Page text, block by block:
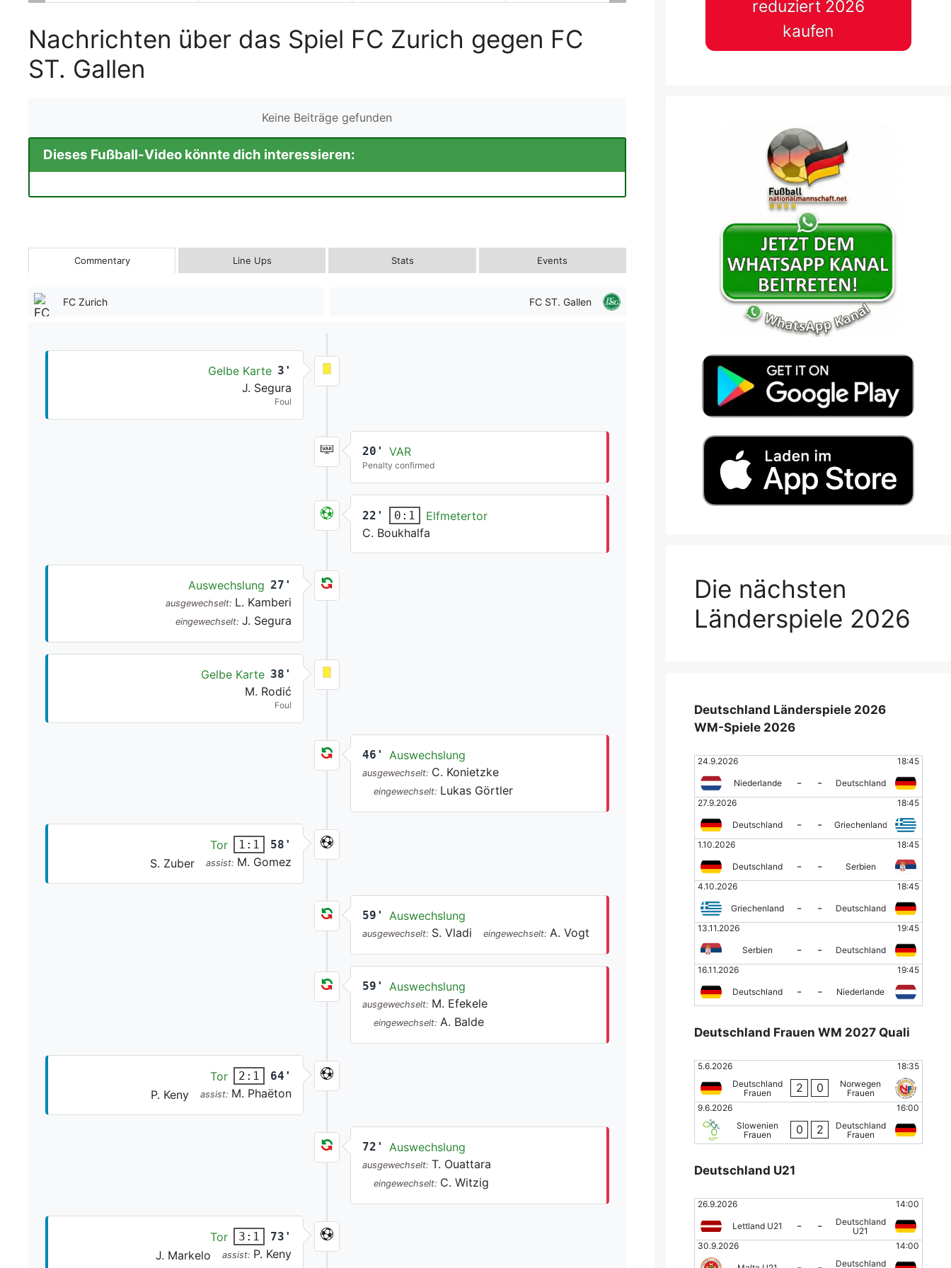
Nachrichten über das Spiel FC Zurich gegen FC
ST. Gallen
Keine Beiträge gefunden
Dieses Fußball-Video könnte dich interessieren:
Commentary Line Ups Stats Events
FC Zurich FC ST. Gallen
Gelbe Karte 3'
J. Segura
Foul
20' VAR
Penalty confirmed
22' 0:1
Elfmetertor
C. Boukhalfa
Auswechslung 27'
ausgewechselt: L. Kamberi
eingewechselt: J. Segura
Gelbe Karte 38'
M. Rodić
Foul
46' Auswechslung
ausgewechselt: C. Konietzke
eingewechselt: Lukas Görtler
Tor 1:1 58'
S. Zuber assist: M. Gomez
59' Auswechslung
ausgewechselt: S. Vladi eingewechselt: A. Vogt
59' Auswechslung
ausgewechselt: M. Efekele
eingewechselt: A. Balde
Tor 2:1 64'
P. Keny assist: M. Phaëton
72' Auswechslung
ausgewechselt: T. Ouattara
eingewechselt: C. Witzig
Tor 3:1 73'
J. Markelo assist: P. Keny
reduziert 2026
kaufen
Die nächsten
Länderspiele 2026
Deutschland Länderspiele 2026
WM-Spiele 2026
24.9.2026 18:45
Niederlande - -
Deutschland
27.9.2026
18:45
Deutschland - -
Griechenland
1.10.2026
18:45
Deutschland - -
Serbien
4.10.2026
18:45
Griechenland - -
Deutschland
13.11.2026
19:45
Serbien - -
Deutschland
16.11.2026
19:45
Deutschland - - Niederlande
Deutschland Frauen WM 2027 Quali
5.6.2026
18:35
Deutschland
Frauen
2 0
Norwegen
Frauen
9.6.2026
16:00
Slowenien
Frauen
0 2
Deutschland
Frauen
Deutschland U21
26.9.2026 14:00
Lettland U21 - -
Deutschland
U21
30.9.2026
14:00
Deutschland